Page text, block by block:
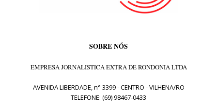
SOBRE NÓS
EMPRESA JORNALISTICA EXTRA DE RONDONIA LTDA
AVENIDA LIBERDADE, n° 3399 - CENTRO - VILHENA/RO
TELEFONE: (69) 98467-0433